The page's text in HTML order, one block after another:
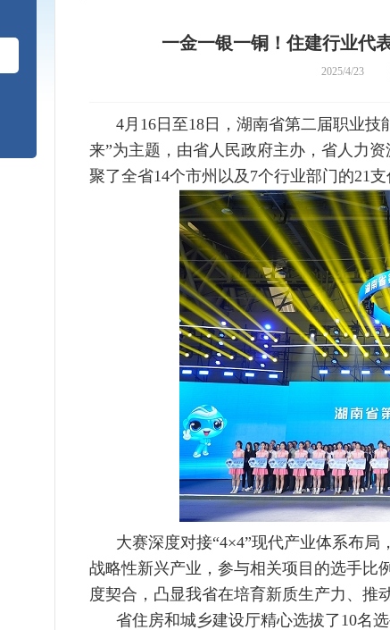
一金一银一铜！住建行业代
2025/4/23
4月16日至18日，湖南省第二届职业技
来”为主题，由省人民政府主办，省人力
聚了全省14个市州以及7个行业部门的21
大赛深度对接“4×4”现代产业体系布局
战略性新兴产业，参与相关项目的选手比
度契合，凸显我省在培育新质生产力、推
省住房和城乡建设厅精心选拔了10名选